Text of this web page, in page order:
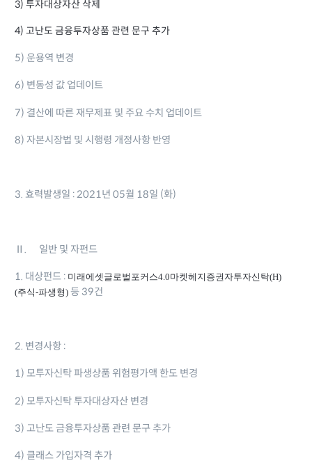
3) 투자대상자산 삭제
4) 고난도 금융투자상품 관련 문구 추가
5) 운용역 변경
6) 변동성 값 업데이트
7) 결산에 따른 재무제표 및 주요 수치 업데이트
8) 자본시장법 및 시행령 개정사항 반영
3. 효력발생일 : 2021년 05월 18일 (화)
Ⅱ. 일반 및 자펀드
1. 대상펀드 : 미래에셋글로벌포커스4.0마켓헤지증권자투자신탁(H)
(주식-파생형) 등 39건
2. 변경사항 :
1) 모투자신탁 파생상품 위험평가액 한도 변경
2) 모투자신탁 투자대상자산 변경
3) 고난도 금융투자상품 관련 문구 추가
4) 클래스 가입자격 추가